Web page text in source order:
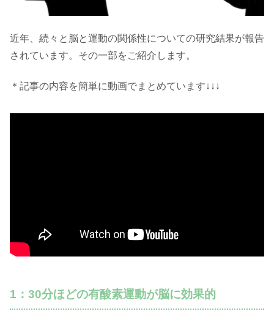
近年、続々と脳と運動の関係性についての研究結果が報告
されています。その一部をご紹介します。
＊記事の内容を簡単に動画でまとめています↓↓↓
1：30分ほどの有酸素運動が脳に効果的